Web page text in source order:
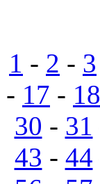
1 - 2 - 3
- 17 - 18
30 - 31
43 - 44